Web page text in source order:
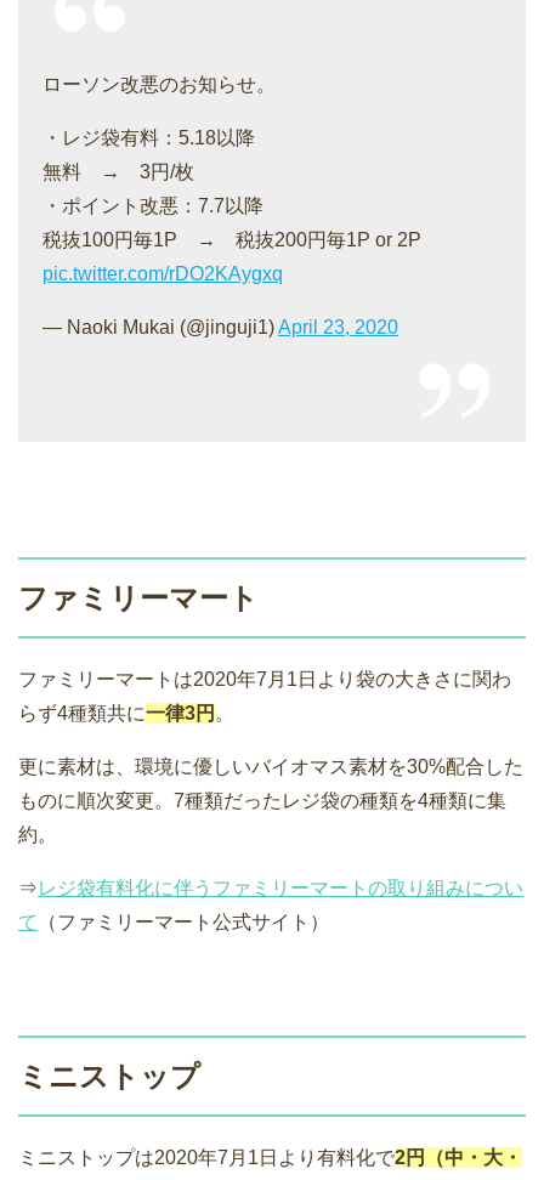
ローソン改悪のお知らせ。
・レジ袋有料：5.18以降
無料 → 3円/枚
・ポイント改悪：7.7以降
税抜100円毎1P → 税抜200円毎1P or 2P
pic.twitter.com/rDO2KAygxq
— Naoki Mukai (@jinguji1)April 23, 2020
ファミリーマート
ファミリーマートは2020年7月1日より袋の大きさに関わ
らず4種類共に一律3円 。
更に素材は、環境に優しいバイオマス素材を30%配合した
ものに順次変更。7種類だったレジ袋の種類を4種類に集
約。
⇒レジ袋有料化に伴うファミリーマートの取り組みについ
て
（ファミリーマート公式サイト）
ミニストップ
ミニストップは2020年7月1日より有料化で2円（中・大・